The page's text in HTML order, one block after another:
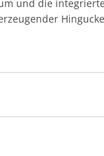
und die